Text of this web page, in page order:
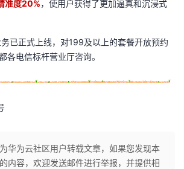
准度20%，使用户获得了更加逼真和沉浸式
已正式上线，对199及以上的套餐开放预约
各电信标杆营业厅咨询。
华为云社区用户转载文章，如果您发现本
内容，欢迎发送邮件进行举报，并提供相